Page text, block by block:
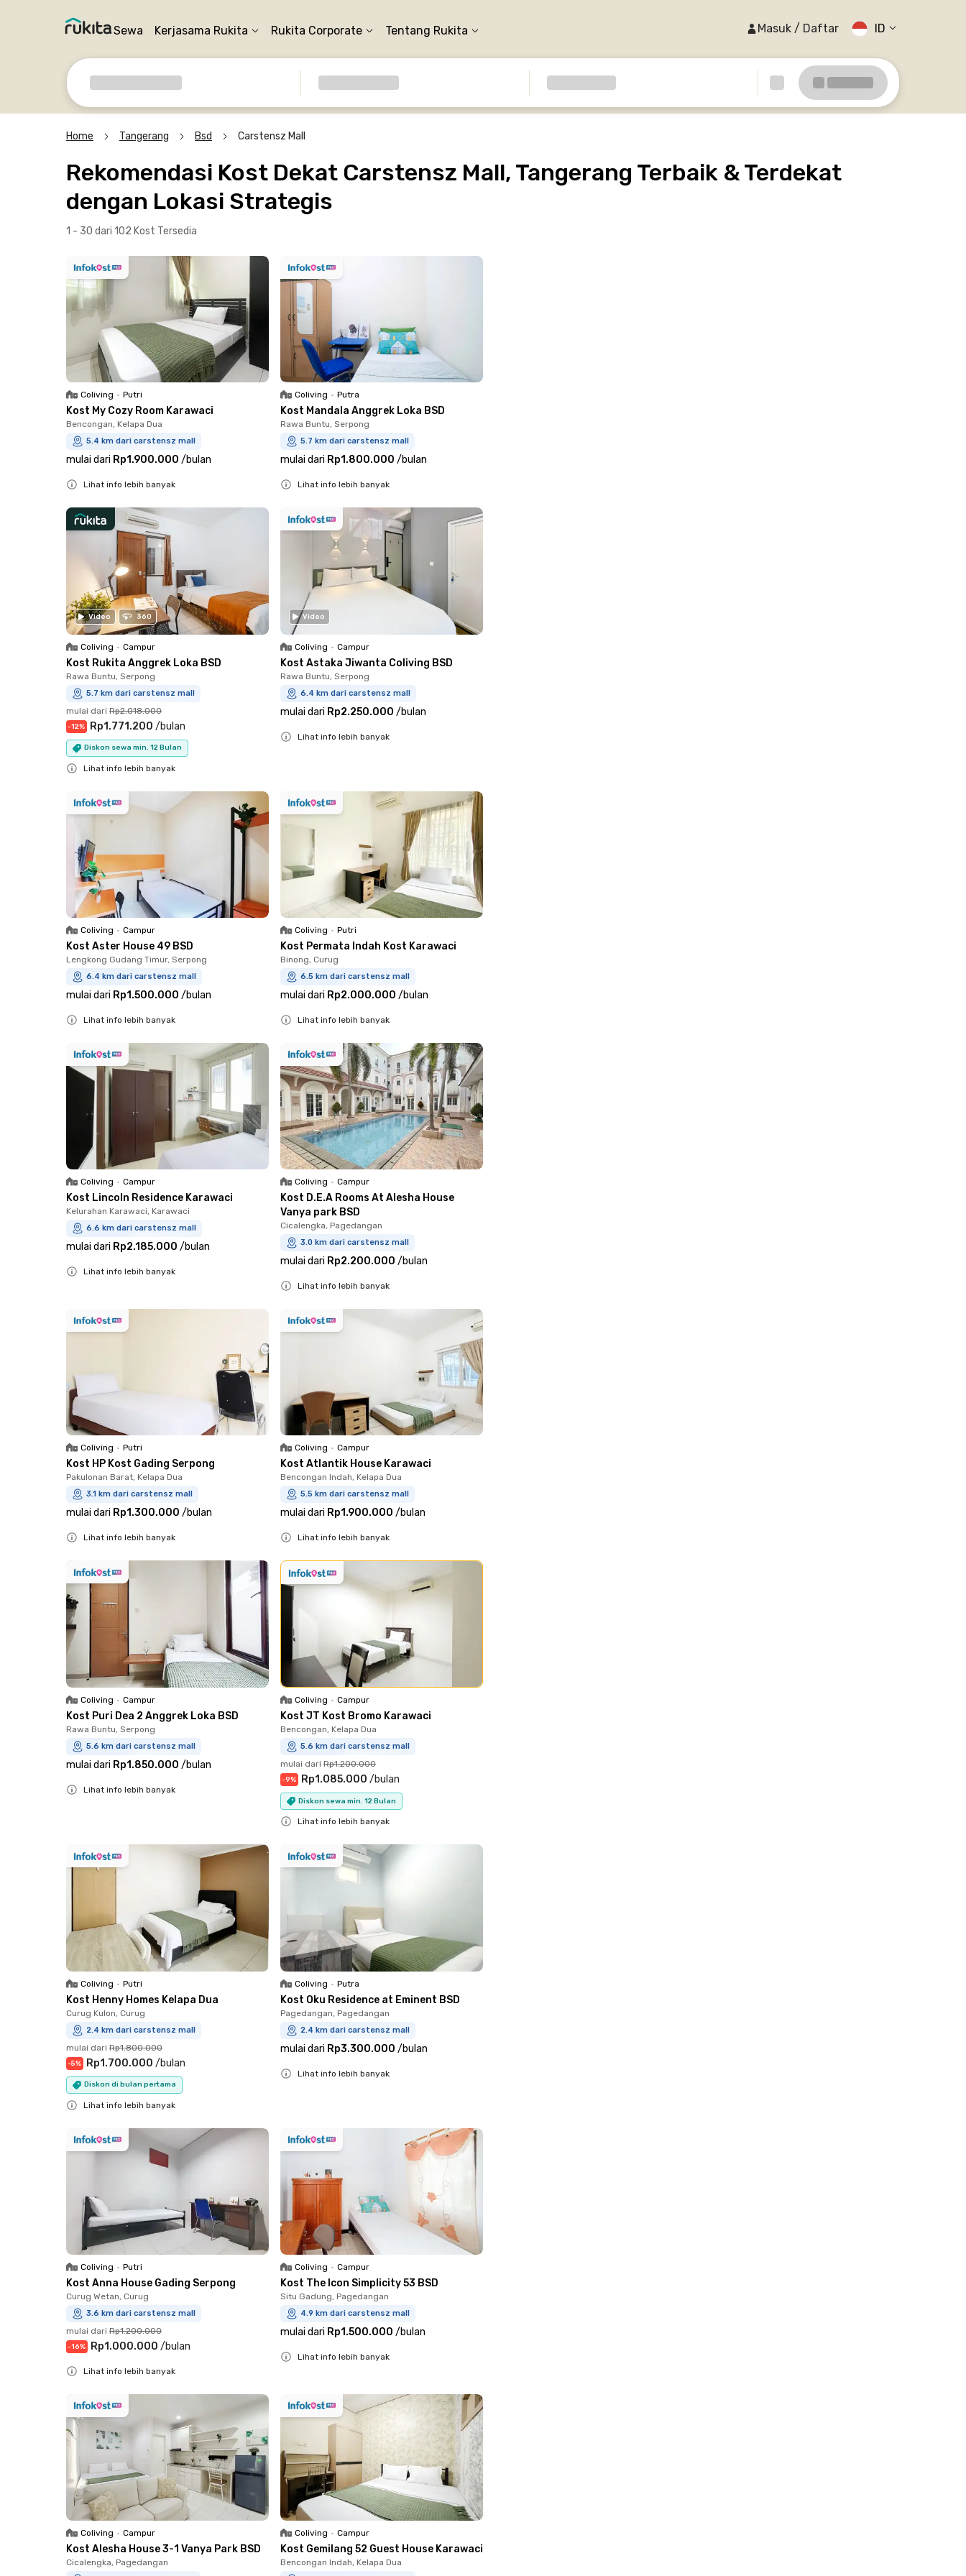
Sewa Kerjasama Rukita Rukita Corporate Tentang Rukita Masuk / Daftar ID
Home Tangerang Bsd Carstensz Mall
Rekomendasi Kost Dekat Carstensz Mall, Tangerang Terbaik & Terdekat
dengan Lokasi Strategis
1 - 30 dari 102 Kost Tersedia
Coliving • Putri
Kost My Cozy Room Karawaci
Bencongan, Kelapa Dua
5.4 km dari carstensz mall
mulai dari Rp1.900.000 /bulan
Lihat info lebih banyak
Coliving • Putra
Kost Mandala Anggrek Loka BSD
Rawa Buntu, Serpong
5.7 km dari carstensz mall
mulai dari Rp1.800.000 /bulan
Lihat info lebih banyak
Video 360
Coliving • Campur
Kost Rukita Anggrek Loka BSD
Rawa Buntu, Serpong
5.7 km dari carstensz mall
mulai dari Rp2.018.000
-12% Rp1.771.200 /bulan
Diskon sewa min. 12 Bulan
Lihat info lebih banyak
Video
Coliving • Campur
Kost Astaka Jiwanta Coliving BSD
Rawa Buntu, Serpong
6.4 km dari carstensz mall
mulai dari Rp2.250.000 /bulan
Lihat info lebih banyak
Coliving • Campur
Kost Aster House 49 BSD
Lengkong Gudang Timur, Serpong
6.4 km dari carstensz mall
mulai dari Rp1.500.000 /bulan
Lihat info lebih banyak
Coliving • Putri
Kost Permata Indah Kost Karawaci
Binong, Curug
6.5 km dari carstensz mall
mulai dari Rp2.000.000 /bulan
Lihat info lebih banyak
Coliving • Campur
Kost Lincoln Residence Karawaci
Kelurahan Karawaci, Karawaci
6.6 km dari carstensz mall
mulai dari Rp2.185.000 /bulan
Lihat info lebih banyak
Coliving • Campur
Kost D.E.A Rooms At Alesha House
Vanya park BSD
Cicalengka, Pagedangan
3.0 km dari carstensz mall
mulai dari Rp2.200.000 /bulan
Lihat info lebih banyak
Coliving • Putri
Kost HP Kost Gading Serpong
Pakulonan Barat, Kelapa Dua
3.1 km dari carstensz mall
mulai dari Rp1.300.000 /bulan
Lihat info lebih banyak
Coliving • Campur
Kost Atlantik House Karawaci
Bencongan Indah, Kelapa Dua
5.5 km dari carstensz mall
mulai dari Rp1.900.000 /bulan
Lihat info lebih banyak
Coliving • Campur
Kost Puri Dea 2 Anggrek Loka BSD
Rawa Buntu, Serpong
5.6 km dari carstensz mall
mulai dari Rp1.850.000 /bulan
Lihat info lebih banyak
Coliving • Campur
Kost JT Kost Bromo Karawaci
Bencongan, Kelapa Dua
5.6 km dari carstensz mall
mulai dari Rp1.200.000
-9% Rp1.085.000 /bulan
Diskon sewa min. 12 Bulan
Lihat info lebih banyak
Coliving • Putri
Kost Henny Homes Kelapa Dua
Curug Kulon, Curug
2.4 km dari carstensz mall
mulai dari Rp1.800.000
-5% Rp1.700.000 /bulan
Diskon di bulan pertama
Lihat info lebih banyak
Coliving • Putra
Kost Oku Residence at Eminent BSD
Pagedangan, Pagedangan
2.4 km dari carstensz mall
mulai dari Rp3.300.000 /bulan
Lihat info lebih banyak
Coliving • Putri
Kost Anna House Gading Serpong
Curug Wetan, Curug
3.6 km dari carstensz mall
mulai dari Rp1.200.000
-16% Rp1.000.000 /bulan
Lihat info lebih banyak
Coliving • Campur
Kost The Icon Simplicity 53 BSD
Situ Gadung, Pagedangan
4.9 km dari carstensz mall
mulai dari Rp1.500.000 /bulan
Lihat info lebih banyak
Coliving • Campur
Kost Alesha House 3-1 Vanya Park BSD
Cicalengka, Pagedangan
Coliving • Campur
Kost Gemilang 52 Guest House Karawaci
Bencongan Indah, Kelapa Dua